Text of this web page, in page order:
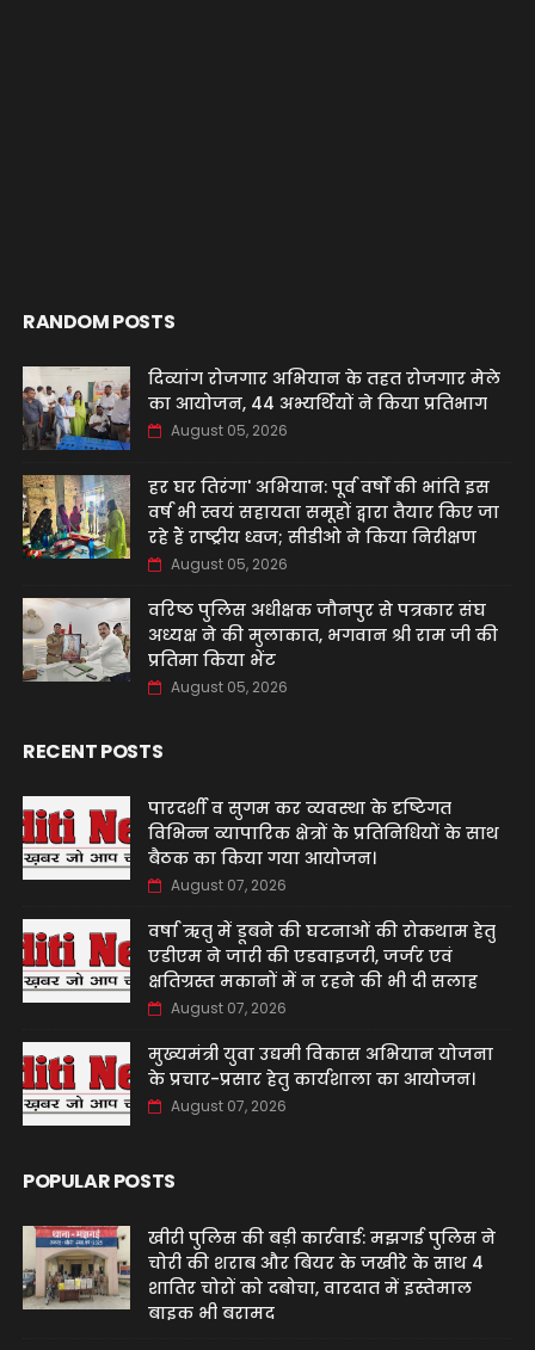
RANDOM POSTS
दिव्यांग रोजगार अभियान के तहत रोजगार मेले
का आयोजन, 44 अभ्यर्थियों ने किया प्रतिभाग
August 05, 2026
हर घर तिरंगा' अभियान: पूर्व वर्षों की भांति इस
वर्ष भी स्वयं सहायता समूहों द्वारा तैयार किए जा
रहे हैं राष्ट्रीय ध्वज; सीडीओ ने किया निरीक्षण
August 05, 2026
वरिष्ठ पुलिस अधीक्षक जौनपुर से पत्रकार संघ
अध्यक्ष ने की मुलाकात, भगवान श्री राम जी की
प्रतिमा किया भेंट
August 05, 2026
RECENT POSTS
पारदर्शी व सुगम कर व्यवस्था के दृष्टिगत
विभिन्न व्यापारिक क्षेत्रों के प्रतिनिधियों के साथ
बैठक का किया गया आयोजन।
August 07, 2026
वर्षा ऋतु में डूबने की घटनाओं की रोकथाम हेतु
एडीएम ने जारी की एडवाइजरी, जर्जर एवं
क्षतिग्रस्त मकानों में न रहने की भी दी सलाह
August 07, 2026
मुख्यमंत्री युवा उद्यमी विकास अभियान योजना
के प्रचार-प्रसार हेतु कार्यशाला का आयोजन।
August 07, 2026
POPULAR POSTS
खीरी पुलिस की बड़ी कार्रवाई: मझगई पुलिस ने
चोरी की शराब और बियर के जखीरे के साथ 4
शातिर चोरों को दबोचा, वारदात में इस्तेमाल
बाइक भी बरामद